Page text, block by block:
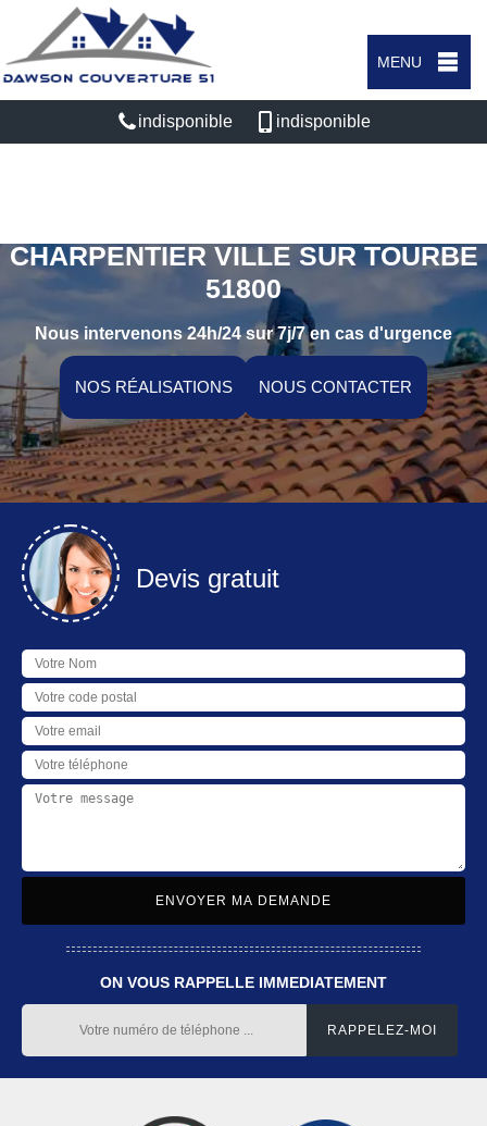
MENU
indisponible indisponible
CHARPENTIER VILLE SUR TOURBE
51800
Nous intervenons 24h/24 sur 7j/7 en cas d'urgence
NOS RÉALISATIONS NOUS CONTACTER
Devis gratuit
ON VOUS RAPPELLE IMMEDIATEMENT